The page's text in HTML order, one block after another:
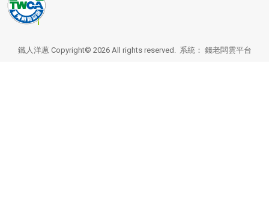
鐵人洋蔥 Copyright© 2026 All rights reserved. 系統： 錢老闆雲平台